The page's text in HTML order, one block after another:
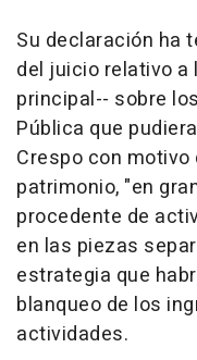
Su declaración ha
del juicio relativo
principal-- sobre
Pública que
Crespo con
patrimonio, "en
procedente de
en las piezas
estrategia que
blanqueo de los
actividades.